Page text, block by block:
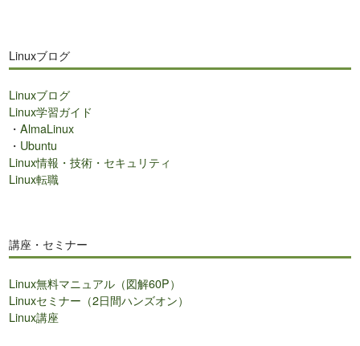
Linuxブログ
Linuxブログ
Linux学習ガイド
・AlmaLinux
・ Ubuntu
Linux情報・技術・セキュリティ
Linux転職
講座・セミナー
Linux無料マニュアル（図解60P）
Linuxセミナー（2日間ハンズオン）
Linux講座